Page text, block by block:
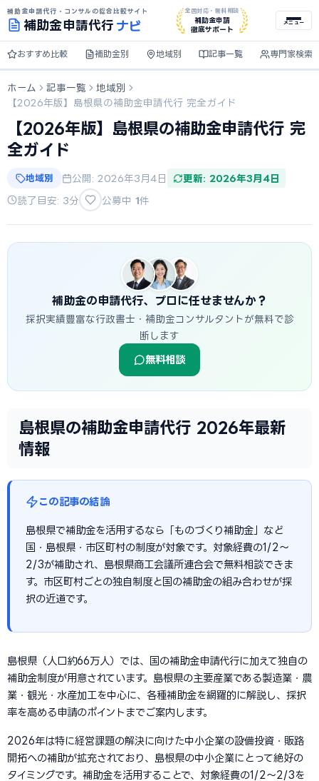
補助金申請代行・コンサルの総合比較サイト
補助金申請代行 ナビ
全国対応・無料相談
補助金申請
徹底サポート
メニュー
おすすめ比較 補助金別 地域別 記事一覧 専門家検索
ホーム 記事一覧
地域別
【2026年版】島根県の補助金申請代行 完全ガイド
【2026年版】島根県の補助金申請代行 完
全ガイド
地域別 公開: 2026年3月4日 更新: 2026年3月4日
読了目安: 3分 公募中 1件
補助金の申請代行、プロに任せませんか？
採択実績豊富な行政書士・補助金コンサルタントが無料で診
断します
無料相談
島根県の補助金申請代行 2026年最新
情報
この記事の結論
島根県で補助金を活用するなら「ものづくり補助金」など
国・島根県・市区町村の制度が対象です。対象経費の1/2〜
2/3が補助され、島根県商工会議所連合会で無料相談できま
す。市区町村ごとの独自制度と国の補助金の組み合わせが採
択の近道です。
島根県（人口約66万人）では、国の補助金申請代行に加えて独自の
補助金制度が用意されています。島根県の主要産業である製造業・農
業・観光・水産加工を中心に、各種補助金を網羅的に解説し、採択
率を高める申請のポイントまでご案内します。
2026年は特に経営課題の解決に向けた中小企業の設備投資・販路
開拓への補助が拡充されており、島根県の中小企業にとって絶好の
タイミングです。補助金を活用することで、対象経費の1/2〜2/3を